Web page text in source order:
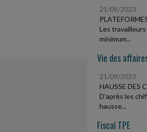
21/09/2023
Les
minimum...
Vie des
21/09/2023
HAUSSE DES
D'après les
hausse...
Fiscal TPE